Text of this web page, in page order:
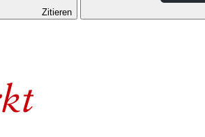
Zitieren